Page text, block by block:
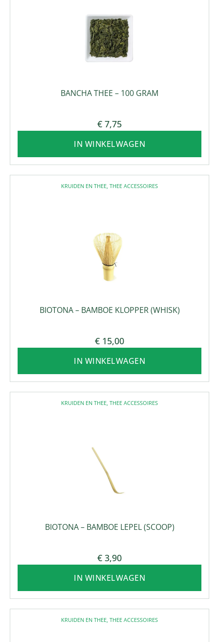
BANCHA THEE – 100 GRAM
€ 7,75
IN WINKELWAGEN
KRUIDEN EN THEE THEE ACCESSOIRES
BIOTONA – BAMBOE KLOPPER (WHISK)
€ 15,00
IN WINKELWAGEN
KRUIDEN EN THEE THEE ACCESSOIRES
BIOTONA – BAMBOE LEPEL (SCOOP)
€ 3,90
IN WINKELWAGEN
KRUIDEN EN THEE THEE ACCESSOIRES